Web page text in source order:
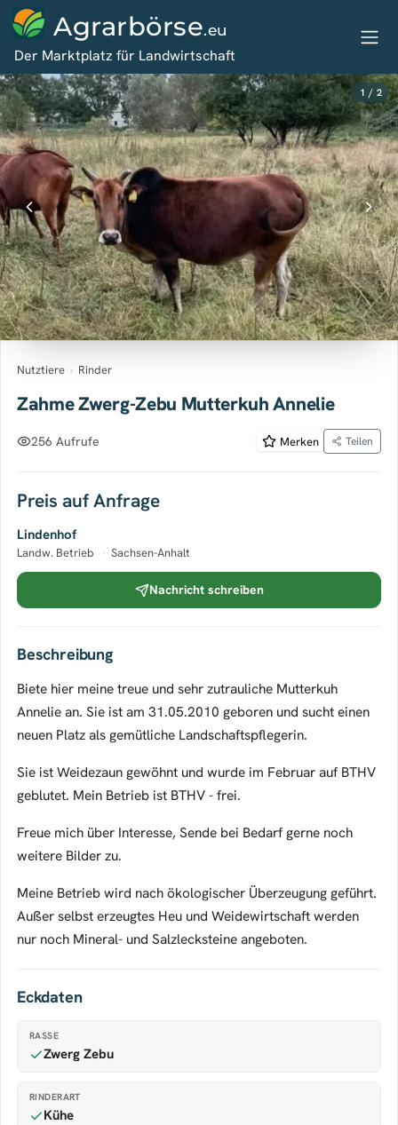
Agrarbörse.eu
Der Marktplatz für Landwirtschaft
1 / 2
Nutztiere › Rinder
Zahme Zwerg-Zebu Mutterkuh Annelie
256 Aufrufe Merken Teilen
Preis auf Anfrage
Lindenhof
Landw. Betrieb · Sachsen-Anhalt
Nachricht schreiben
Beschreibung
Biete hier meine treue und sehr zutrauliche Mutterkuh
Annelie an. Sie ist am 31.05.2010 geboren und sucht einen
neuen Platz als gemütliche Landschaftspflegerin.
Sie ist Weidezaun gewöhnt und wurde im Februar auf BTHV
geblutet. Mein Betrieb ist BTHV - frei.
Freue mich über Interesse, Sende bei Bedarf gerne noch
weitere Bilder zu.
Meine Betrieb wird nach ökologischer Überzeugung geführt.
Außer selbst erzeugtes Heu und Weidewirtschaft werden
nur noch Mineral- und Salzlecksteine angeboten.
Eckdaten
RASSE
Zwerg Zebu
RINDERART
Kühe